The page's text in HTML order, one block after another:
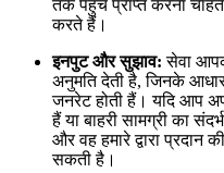
तक पहुँच प्राप्त करना
करते हैं।
इनपुट और सुझाव: सेवा
अनुमति देती है, जिनके
जनरेट होती हैं। यदि आप
हैं या बाहरी सामग्री का
और वह हमारे द्वारा प्रदान
सकती है।